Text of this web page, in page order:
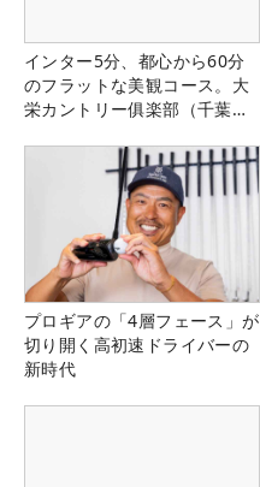
インター5分、都心から60分
のフラットな美観コース。大
栄カントリー俱楽部（千葉
プロギアの「4層フェース」が
切り開く高初速ドライバーの
新時代